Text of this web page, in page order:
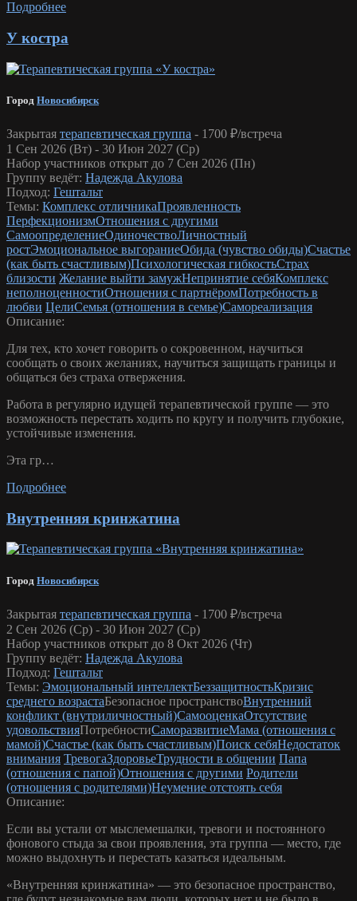
Подробнее
У костра
Город Новосибирск
Закрытая терапевтическая группа - 1700 ₽/встреча
1 Сен 2026 (Вт) - 30 Июн 2027 (Ср)
Набор участников открыт до 7 Сен 2026 (Пн)
Группу ведёт: Надежда Акулова
Подход: Гештальт
Темы: Комплекс отличникаПроявленность
ПерфекционизмОтношения с другими
СамоопределениеОдиночествоЛичностный
ростЭмоциональное выгораниеОбида (чувство обиды)Счастье
(как быть счастливым)Психологическая гибкостьСтрах
близости Желание выйти замужНепринятие себяКомплекс
неполноценностиОтношения с партнёромПотребность в
любви ЦелиСемья (отношения в семье)Самореализация
Описание:
Для тех, кто хочет говорить о сокровенном, научиться
сообщать о своих желаниях, научиться защищать границы и
общаться без страха отвержения.
Работа в регулярно идущей терапевтической группе — это
возможность перестать ходить по кругу и получить глубокие,
устойчивые изменения.
Эта гр…
Подробнее
Внутренняя кринжатина
Город Новосибирск
Закрытая терапевтическая группа - 1700 ₽/встреча
2 Сен 2026 (Ср) - 30 Июн 2027 (Ср)
Набор участников открыт до 8 Окт 2026 (Чт)
Группу ведёт: Надежда Акулова
Подход: Гештальт
Темы: Эмоциональный интеллектБеззащитностьКризис
среднего возрастаБезопасное пространствоВнутренний
конфликт (внутриличностный)СамооценкаОтсутствие
удовольствияПотребностиСаморазвитиеМама (отношения с
мамой)Счастье (как быть счастливым)Поиск себяНедостаток
внимания ТревогаЗдоровьеТрудности в общении Папа
(отношения с папой)Отношения с другими Родители
(отношения с родителями)Неумение отстоять себя
Описание:
Если вы устали от мыслемешалки, тревоги и постоянного
фонового стыда за свои проявления, эта группа — место, где
можно выдохнуть и перестать казаться идеальным.
«Внутренняя кринжатина» — это безопасное пространство,